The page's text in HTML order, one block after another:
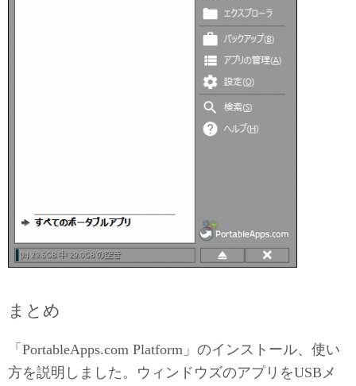
まとめ
「PortableApps.com Platform」のインストール、使い
方を説明しました。ウィンドウズのアプリをUSBメ